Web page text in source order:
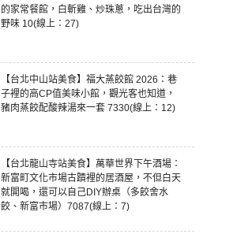
的家常餐館，白斬雞、炒珠蔥，吃出台灣的
野味 10(線上：27)
【台北中山站美食】福大蒸餃館 2026：巷
子裡的高CP值美味小館，觀光客也知道，
豬肉蒸餃配酸辣湯來一套 7330(線上：12)
【台北龍山寺站美食】萬華世界下午酒場：
新富町文化市場古蹟裡的居酒屋，不但白天
就開喝，還可以自己DIY辦桌（多餃舍水
餃、新富市場）7087(線上：7)